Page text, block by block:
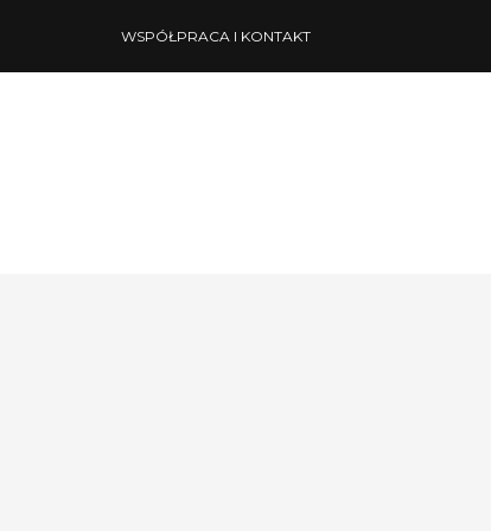
WSPÓŁPRACA I KONTAKT